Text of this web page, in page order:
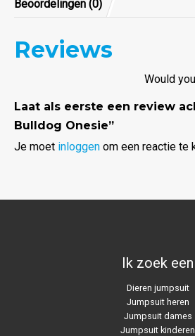
Beoordelingen (0)
Reviews
Would
Laat als eerste een review
Bulldog Onesie”
Je moet inloggen om een reactie te
Ik zoek een
Dieren jumpsuit
Jumpsuit heren
Jumpsuit dames
Jumpsuit kinderen